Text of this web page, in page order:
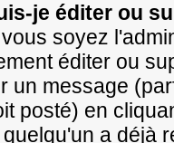
je éditer ou
soyez
éditer ou
un message
posté) en
a déjà